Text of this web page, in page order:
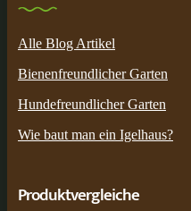
Alle Blog Artikel
Bienenfreundlicher Garten
Hundefreundlicher Garten
Wie baut man ein Igelhaus?
Produktvergleiche